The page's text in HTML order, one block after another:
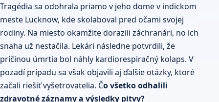
Tragédia sa odohrala priamo v jeho dome v indickom
meste Lucknow, kde skolaboval pred očami svojej
rodiny. Na miesto okamžite dorazili záchranári, no ich
snaha už nestačila. Lekári následne potvrdili, že
príčinou úmrtia bol náhly kardiorespiračný kolaps. V
pozadí prípadu sa však objavili aj ďalšie otázky, ktoré
začali riešiť vyšetrovatelia. Čo všetko odhalili
zdravotné záznamy a výsledky pitvy?